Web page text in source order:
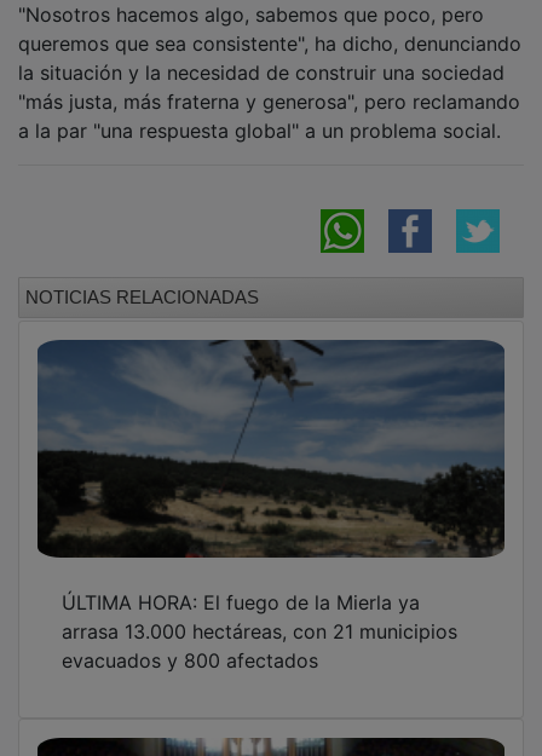
"Nosotros hacemos algo, sabemos que poco, pero
queremos que sea consistente", ha dicho, denunciando
la situación y la necesidad de construir una sociedad
"más justa, más fraterna y generosa", pero reclamando
a la par "una respuesta global" a un problema social.
NOTICIAS RELACIONADAS
ÚLTIMA HORA: El fuego de la Mierla ya
arrasa 13.000 hectáreas, con 21 municipios
evacuados y 800 afectados